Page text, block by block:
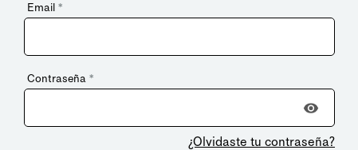
Email *
Contraseña *
¿Olvidaste tu contraseña?